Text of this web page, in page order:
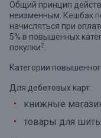
Общий принцип
неизменным. Кешбэк
начисляться при
5% в повышенных
покупки2
Категории
Для дебетовых карт:
книжные
товары для